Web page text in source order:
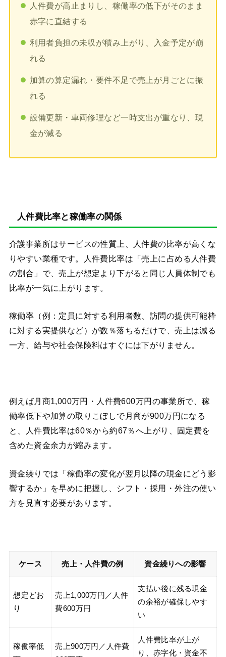
人件費が高止まりし、稼働率の低下がそのまま
赤字に直結する
利用者負担の未収が積み上がり、入金予定が崩
れる
加算の算定漏れ・要件不足で売上が月ごとに振
れる
設備更新・車両修理など一時支出が重なり、現
金が減る
人件費比率と稼働率の関係
介護事業所はサービスの性質上、人件費の比率が高くな
りやすい業種です。人件費比率は「売上に占める人件費
の割合」で、売上が想定より下がると同じ人員体制でも
比率が一気に上がります。
稼働率（例：定員に対する利用者数、訪問の提供可能枠
に対する実提供など）が数％落ちるだけで、売上は減る
一方、給与や社会保険料はすぐには下がりません。
例えば月商1,000万円・人件費600万円の事業所で、稼
働率低下や加算の取りこぼしで月商が900万円になる
と、人件費比率は60％から約67％へ上がり、固定費を
含めた資金余力が縮みます。
資金繰りでは「稼働率の変化が翌月以降の現金にどう影
響するか」を早めに把握し、シフト・採用・外注の使い
方を見直す必要があります。
ケース 売上・人件費の例 資金繰りへの影響
想定どお
り
売上1,000万円／人件
費600万円
支払い後に残る現金
の余裕が確保しやす
い
稼働率低
売上900万円／人件費
人件費比率が上が
り、赤字化・資金不